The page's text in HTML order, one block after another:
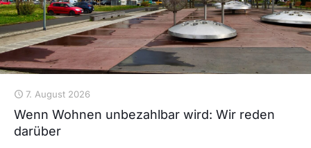
7. August 2026
Wenn Wohnen unbezahlbar wird: Wir reden
darüber